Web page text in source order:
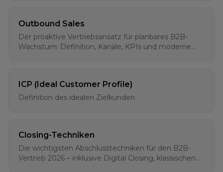
Outbound Sales
Der proaktive Vertriebsansatz für planbares B2B-
Wachstum: Definition, Kanäle, KPIs und moderne
ICP (Ideal Customer Profile)
Definition des idealen Zielkunden
Closing-Techniken
Die wichtigsten Abschlusstechniken für den B2B-
Vertrieb 2026 – inklusive Digital Closing, klassischen